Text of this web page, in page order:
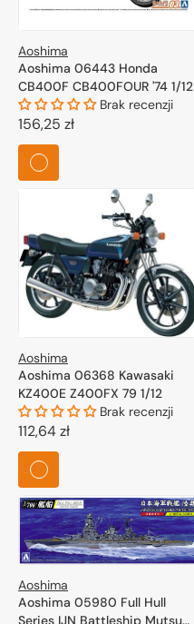
Aoshima
Aoshima 06443 Honda
CB400F CB400FOUR '74 1/12
Brak recenzji
Cena
regularna
156,25 zł
Aoshima
Aoshima 06368 Kawasaki
KZ400E Z400FX 79 1/12
Brak recenzji
Cena
regularna
112,64 zł
Aoshima
Aoshima 05980 Full Hull
Series IJN Battleship Mutsu